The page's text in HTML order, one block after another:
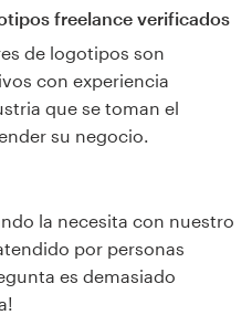
freelance verificados
de logotipos son
con experiencia
que se toman el
su negocio.
la necesita con nuestro
por personas
es demasiado